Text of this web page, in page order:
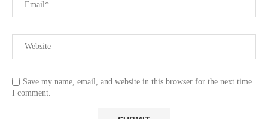
Save my name, email, and website in this browser for the next time
I comment.